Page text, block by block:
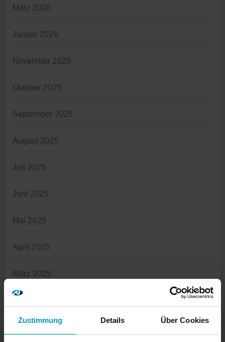
Zustimmung Details Über Cookies
März 2026
Januar 2026
November 2025
Oktober 2025
September 2025
August 2025
Juli 2025
Juni 2025
Mai 2025
April 2025
März 2025
November 2024